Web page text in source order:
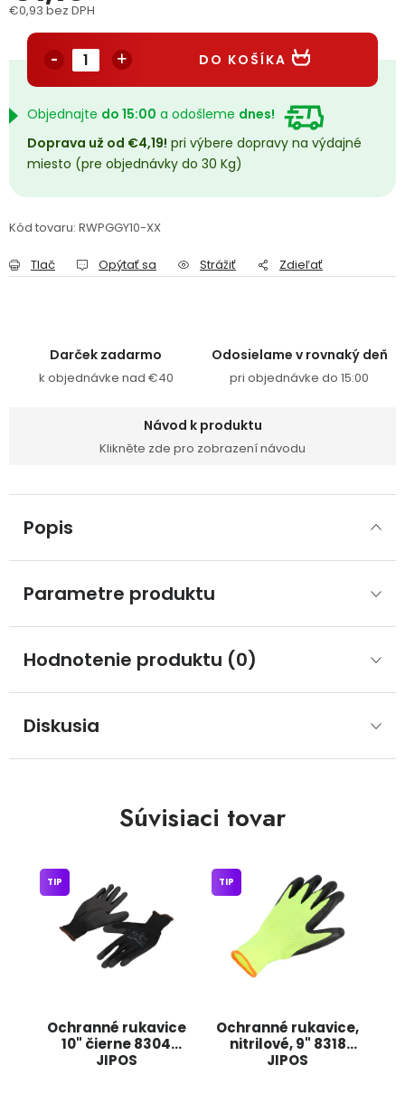
Podmienky ochrany osobných údajov
Přihlášení Registrace
€0,93 bez DPH
DO KOŠÍKA
Objednajte do 15:00 a odošleme dnes!
Doprava už od €4,19! pri výbere dopravy na výdajné
miesto (pre objednávky do 30 Kg)
Kód tovaru: RWPGGY10-XX
Tlač Opýtať sa Strážiť Zdieľať
Darček zadarmo
k objednávke nad €40
Odosielame v rovnaký deň
pri objednávke do 15:00
Návod k produktu
Klikněte zde pro zobrazení návodu
Popis
Parametre produktu
Hodnotenie produktu (0)
Diskusia
Súvisiaci tovar
Ochranné rukavice
10" čierne 8304
JIPOS
TIP
Ochranné rukavice,
nitrilové, 9" 8318
JIPOS
TIP